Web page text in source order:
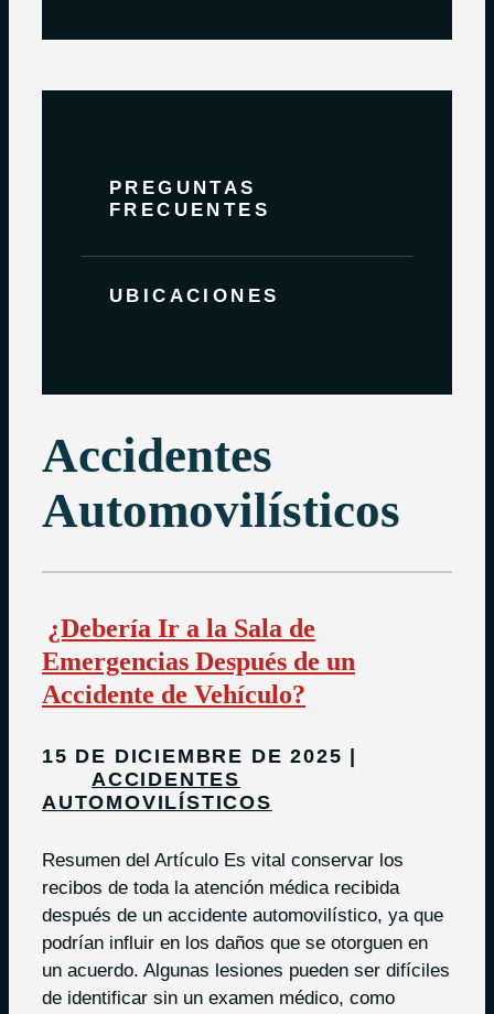
PREGUNTAS
FRECUENTES
UBICACIONES
Accidentes
Automovilísticos
¿Debería Ir a la Sala de
Emergencias Después de un
Accidente de Vehículo?
15 DE DICIEMBRE DE 2025
ACCIDENTES
AUTOMOVILÍSTICOS
Resumen del Artículo Es vital conservar los
recibos de toda la atención médica recibida
después de un accidente automovilístico, ya que
podrían influir en los daños que se otorguen en
un acuerdo. Algunas lesiones pueden ser difíciles
de identificar sin un examen médico, como